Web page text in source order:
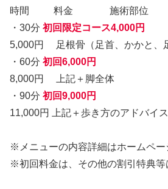
時間 料金 施術部位
・30分 初回限定コース4,000円
5,000円 足根骨（足首、かかと、
・60分 初回6,000円
8,000円 上記＋脚全体
・90分 初回9,000円
11,000円 上記＋歩き方のアドバイス
※メニューの内容詳細はホームペー
※初回料金は、その他の割引特典等